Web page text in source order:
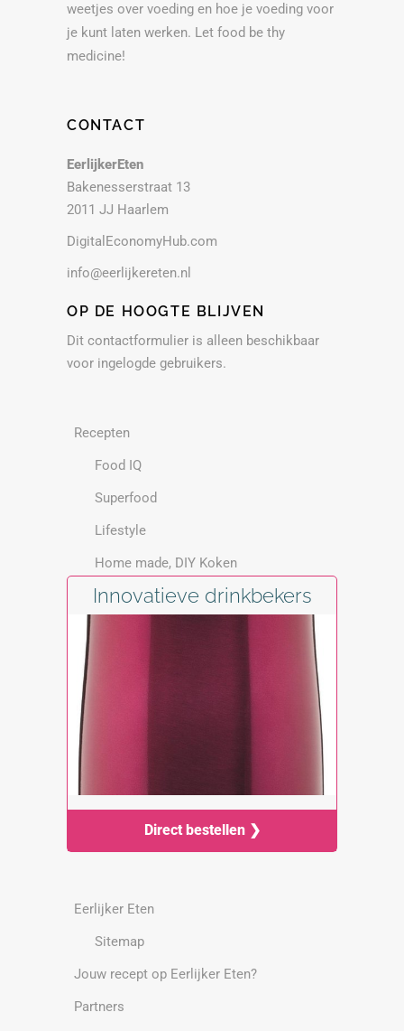
weetjes over voeding en hoe je voeding voor
je kunt laten werken. Let food be thy
medicine!
CONTACT
EerlijkerEten
Bakenesserstraat 13
2011 JJ Haarlem
DigitalEconomyHub.com
info@eerlijkereten.nl
OP DE HOOGTE BLIJVEN
Dit contactformulier is alleen beschikbaar
voor ingelogde gebruikers.
Recepten
Food IQ
Superfood
Lifestyle
Home made, DIY Koken
Innovatieve drinkbekers
Direct bestellen ❯
Eerlijker Eten
Sitemap
Jouw recept op Eerlijker Eten?
Partners